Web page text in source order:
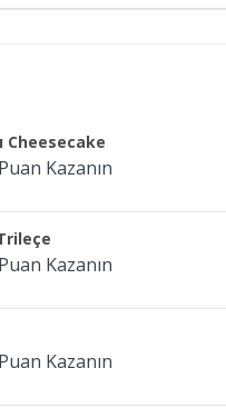
Cheesecake
Kazanın
Kazanın
Kazanın